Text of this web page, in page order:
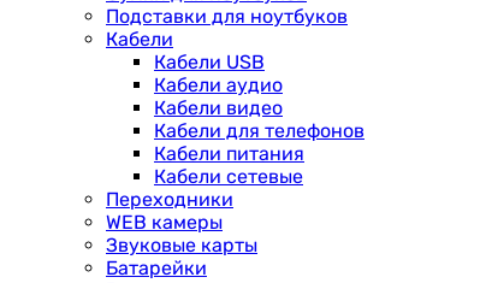
Подставки для ноутбуков
Кабели
Кабели USB
Кабели аудио
Кабели видео
Кабели для телефонов
Кабели питания
Кабели сетевые
Переходники
WEB камеры
Звуковые карты
Батарейки